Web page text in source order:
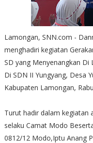
Lamongan, SNN.com -
menghadiri kegiatan
SD yang Menyenangkan
Di SDN II Yungyang, Desa
Kabupaten Lamongan,
Turut hadir dalam kegiatan
selaku Camat Modo
0812/12 Modo,Iptu Anang